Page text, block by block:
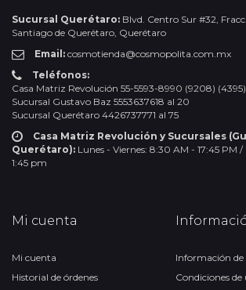
Sucursal Querétaro: Blvd. Centro Sur #32,
Santiago de Querétaro, Querétaro
Email: cosmotienda@cosmopolita.com.mx
Teléfonos:
Casa Matriz Revolución 55-5593-8990 (9208) (4395)
Sucursal Gustavo Baz 5553637618 al 20
Sucursal Querétaro 4426737771 al 75
Casa Matriz Revolución y Sucursales
Querétaro): Lunes - Viernes: 8:30 AM - 17:45 PM
1:45 pm
Mi cuenta
Mi cuenta
Historial de órdenes
Información
Condiciones de